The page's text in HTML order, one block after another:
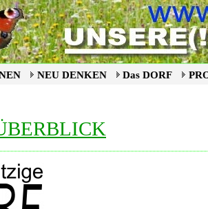
NEU DENKEN Das DORF